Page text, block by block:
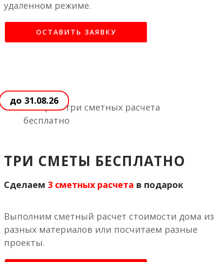
удаленном режиме.
ОСТАВИТЬ ЗАЯВКУ
до 31.08.26
ТРИ СМЕТЫ БЕСПЛАТНО
Сделаем 3 сметных расчета в подарок
Выполним сметный расчет стоимости дома из
разных материалов или посчитаем разные
проекты.